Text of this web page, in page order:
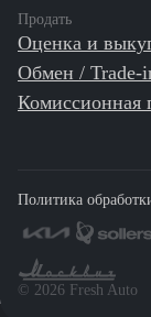
Продать
Оценка и
Обмен / Trade-
Комиссионная
©️ 2026 Fresh Auto
Политика